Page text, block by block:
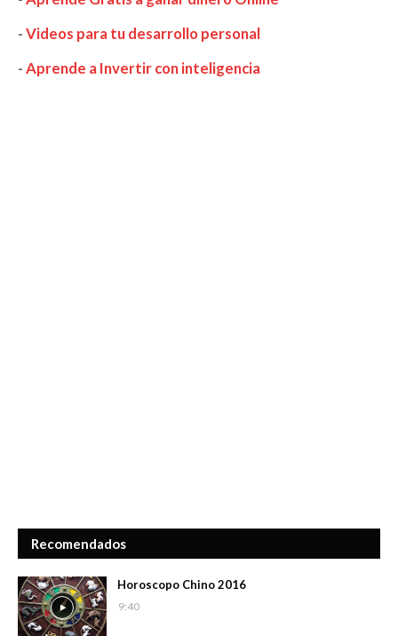
-Videos para tu desarrollo personal
-Aprende a Invertir con inteligencia
Recomendados
Horoscopo Chino 2016
9:40